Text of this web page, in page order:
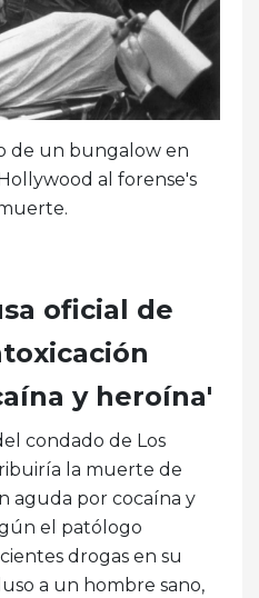
de un bungalow en
al forense's
oficial de
y heroína'
condado de Los
la muerte de
aguda por cocaína y
el patólogo
drogas en su
a un hombre sano,